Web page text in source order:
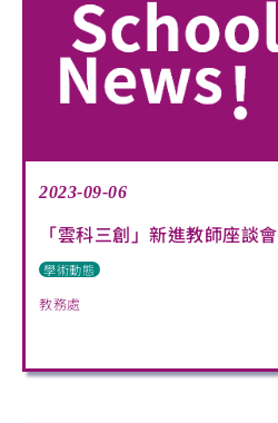
2023-09-06
「雲科三創」新進教師座談會
學術動態
教務處